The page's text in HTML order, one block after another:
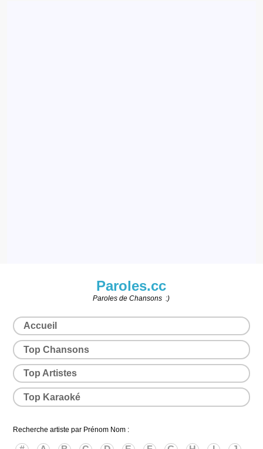
Paroles.cc
Paroles de Chansons :)
Accueil
Top Chansons
Top Artistes
Top Karaoké
Recherche artiste par Prénom Nom :